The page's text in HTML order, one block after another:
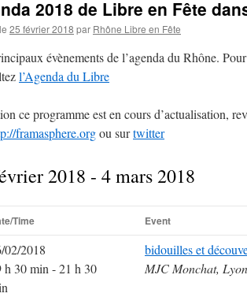
redémarre
2018 de Libre en Fête
25 février 2018 par Rhône Libre en Fête
évènements de l’agenda du Rhône.
l’Agenda du Libre
ce programme est en cours d’actualisation,
framasphere.orgou surtwitter
2018 - 4 mars 2018
Time Event
02/2018
h 30 min - 21 h 30
bidouilles et
MJC Monchat, Lyon